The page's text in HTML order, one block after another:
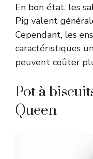
En bon état, les
Pig valent
Cependant, les
caractéristiques
peuvent coûter
Pot à
Queen